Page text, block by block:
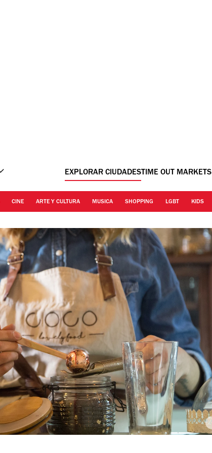
EXPLORAR CIUDADESTIME OUT MARKETS
CINE ARTE Y CULTURA MUSICA SHOPPING LGBT KIDS